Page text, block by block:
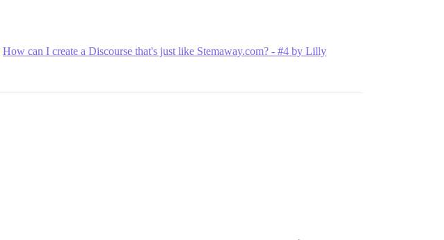
How can I create a Discourse that's just like Stemaway.com? - #4 by Lilly